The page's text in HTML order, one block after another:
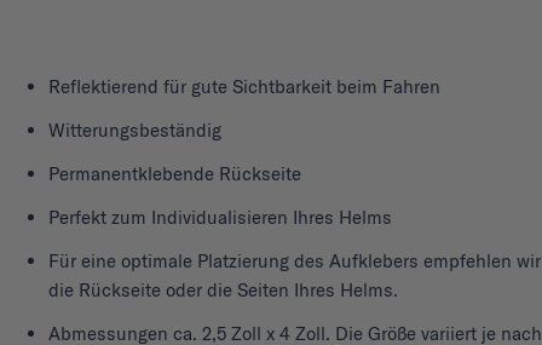
Reflektierend für gute Sichtbarkeit beim Fahren
Witterungsbeständig
Permanentklebende Rückseite
Perfekt zum Individualisieren Ihres Helms
Für eine optimale Platzierung des Aufklebers empfehlen wir
die Rückseite oder die Seiten Ihres Helms.
Abmessungen ca. 2,5 Zoll x 4 Zoll. Die Größe variiert je nach